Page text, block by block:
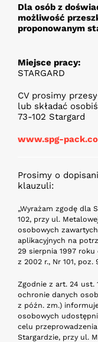
Dla osób z
możliwość
proponowanym
Miejsce pracy:
STARGARD
CV prosimy
lub składać
73-102 Stargard
www.spg-
Prosimy o
klauzuli:
„Wyrażam zgodę dla
102, przy ul.
osobowych
aplikacyjnych na
29 sierpnia 1997
z 2002 r., Nr 101, poz.
Zgodnie z art. 24 ust.
ochronie danych
z późn. zm.)
osobowych
celu
Stargardzie, przy ul.